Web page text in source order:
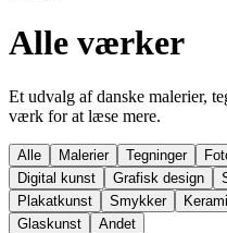
Alle værker
Et udvalg af danske malerier,
værk for at læse mere.
Alle Malerier Tegninger
Digital kunst
Grafisk design
Plakatkunst
Smykker
Glaskunst
Andet